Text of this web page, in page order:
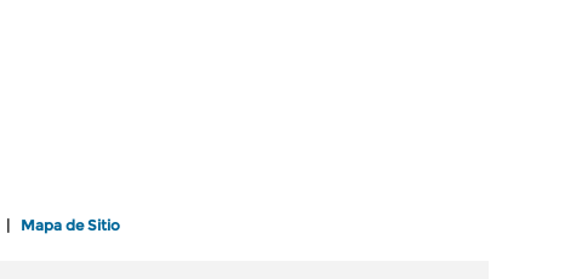
Mapa de Sitio